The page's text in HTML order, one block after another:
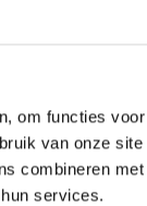
om functies
van onze
combineren
services.